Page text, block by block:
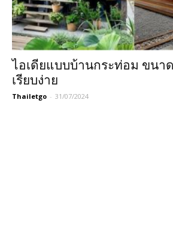
ไอเดียแบบบ้านกระท่อม ขนา
เรียบง่าย
Thailetgo - 31/07/2024